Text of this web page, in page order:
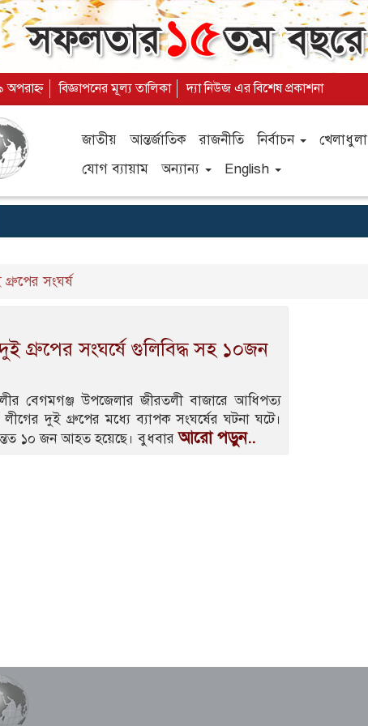
অপরাহ্ন বিজ্ঞাপনের মূল্য তালিকা দ্যা নিউজ এর বিশেষ প্রকাশনা
জাতীয় আন্তর্জাতিক রাজনীতি নির্বাচন খেলাধুলা
যোগ ব্যায়াম
অন্যান্য English
সংঘর্ষ
গ্রুপের সংঘর্ষে গুলিবিদ্ধ সহ ১০জন
বেগমগঞ্জ উপজেলার জীরতলী বাজারে আধিপত্য
লীগের দুই গ্রুপের মধ্যে ব্যাপক সংঘর্ষের ঘটনা ঘটে।
১০ জন আহত হয়েছে। বুধবারআরো পড়ুন..